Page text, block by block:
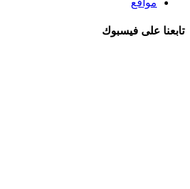
مواقع
تابعنا على فيسبوك